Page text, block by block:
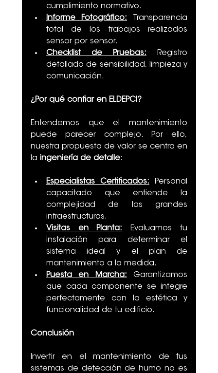
cumplimiento normativo.
Informe Fotográfico: Transparencia
total de los trabajos realizados
sensor por sensor.
Checklist de Pruebas: Registro
detallado de sensibilidad, limpieza y
comunicación.
¿Por qué confiar en ELDEPCI?
Entendemos que el mantenimiento
puede parecer complejo. Por ello,
nuestra propuesta de valor se centra en
la ingeniería de detalle:
Especialistas Certificados: Personal
capacitado que entiende la
complejidad de las grandes
infraestructuras.
Visitas en Planta: Evaluamos tu
instalación para determinar el
sistema ideal y el plan de
mantenimiento a la medida.
Puesta en Marcha: Garantizamos
que cada componente se integre
perfectamente con la estética y
funcionalidad de tu edificio.
Conclusión
Invertir en el mantenimiento de tus
sistemas de detección de humo no es